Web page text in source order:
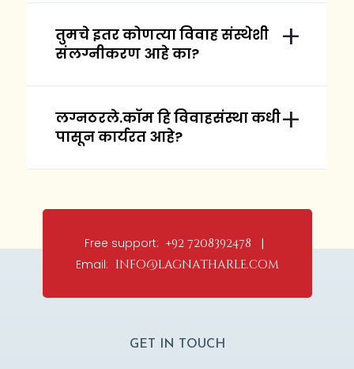
तुमचे इतर कोणत्या विवाह संस्थेशी
संलग्नीकरण आहे का?
लग्नठरले.कॉम हि विवाहसंस्था कधी
पासून कार्यरत आहे?
Free support: +92 7208392478 |
Email: info@lagnatharle.com
GET IN TOUCH